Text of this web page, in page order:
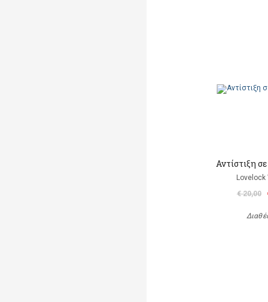
Αντίστιξη
Lovelock
€ 20,00